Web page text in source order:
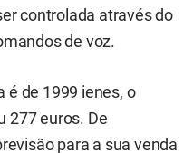
controlada através do
de voz.
é de 1999 ienes, o
277 euros. De
para a sua venda